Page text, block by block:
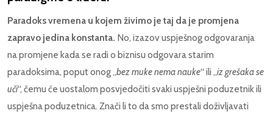
Paradoks vremena u kojem živimo je taj da je promjena
zapravo jedina konstanta. No, izazov uspješnog odgovaranja
na promjene kada se radi o biznisu odgovara starim
paradoksima, poput onog „bez muke nema nauke“ ili „iz grešaka se
uči“, čemu će uostalom posvjedočiti svaki uspješni poduzetnik ili
uspješna poduzetnica. Znači li to da smo prestali doživljavati